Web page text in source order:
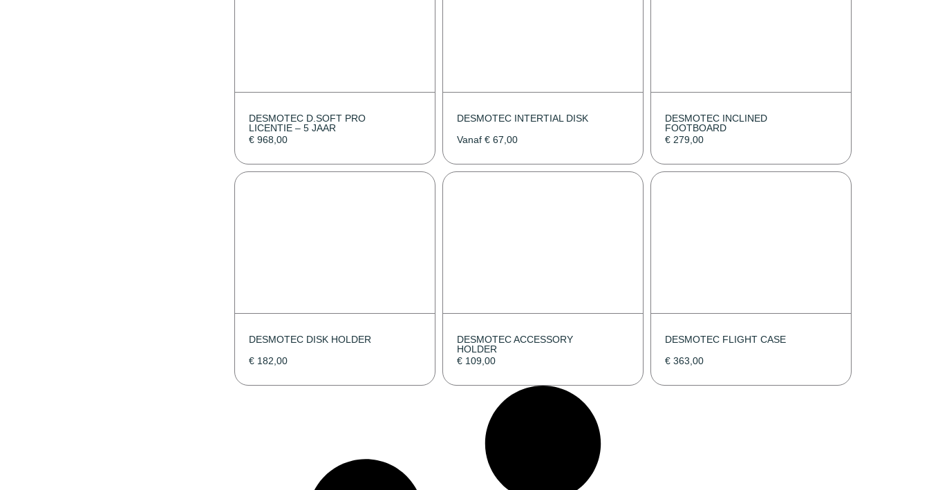
DESMOTEC D.SOFT PRO
LICENTIE – 5 JAAR
€ 968,00
DESMOTEC INTERTIAL DISK
Vanaf€ 67,00
DESMOTEC INCLINED
FOOTBOARD
€ 279,00
DESMOTEC DISK HOLDER
€ 182,00
DESMOTEC ACCESSORY
HOLDER
€ 109,00
DESMOTEC FLIGHT CASE
€ 363,00